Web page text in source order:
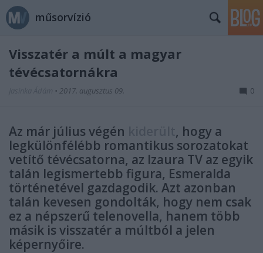
műsorvízió
Visszatér a múlt a magyar
tévécsatornákra
• 2017. augusztus 09. 0
Az már július végén
, hogy a
legkülönfélébb romantikus sorozatokat
vetítő tévécsatorna, az Izaura TV az egyik
talán legismertebb figura, Esmeralda
történetével gazdagodik. Azt azonban
talán kevesen gondolták, hogy nem csak
ez a népszerű telenovella, hanem több
másik is visszatér a múltból a jelen
képernyőire.